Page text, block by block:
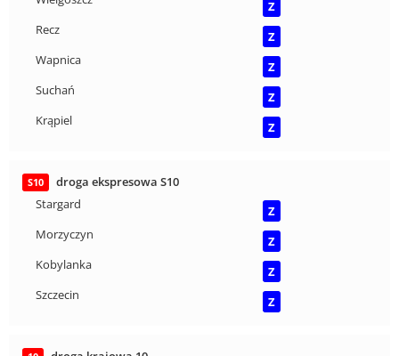
Z
Recz
Z
Wapnica
Z
Suchań
Z
Krąpiel
Z
S10
droga ekspresowa S10
Stargard
Z
Morzyczyn
Z
Kobylanka
Z
Szczecin
Z